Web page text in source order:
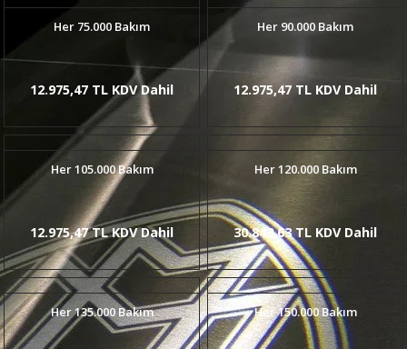
Her 75.000 Bakım
12.975,47 TL KDV Dahil
Her 90.000 Bakım
12.975,47 TL KDV Dahil
Her 105.000 Bakım
12.975,47 TL KDV Dahil
Her 120.000 Bakım
30.843,63 TL KDV Dahil
Her 135.000 Bakım Her 150.000 Bakım